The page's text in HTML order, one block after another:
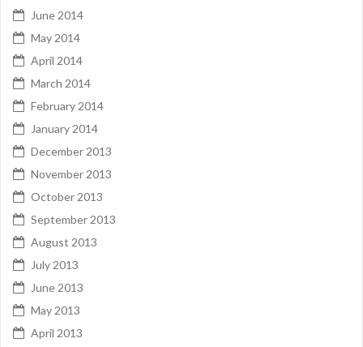
June 2014
May 2014
April 2014
March 2014
February 2014
January 2014
December 2013
November 2013
October 2013
September 2013
August 2013
July 2013
June 2013
May 2013
April 2013